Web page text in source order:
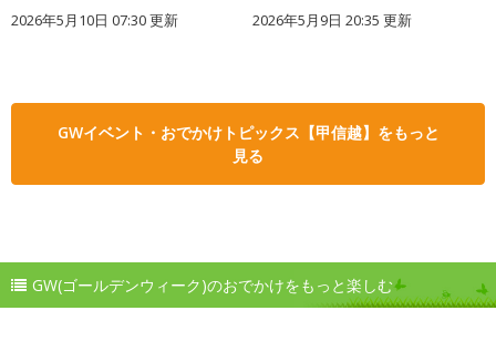
2026年5月10日 07:30 更新 2026年5月9日 20:35 更新
GWイベント・おでかけトピックス【甲信越】をもっと
見る
GW(ゴールデンウィーク)のおでかけをもっと楽しむ